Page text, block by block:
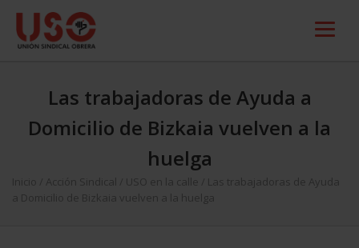
Las trabajadoras de Ayuda a
Domicilio de Bizkaia vuelven a la
huelga
Inicio Acción Sindical USO en la calle
Las trabajadoras de Ayuda
a Domicilio de Bizkaia vuelven a la huelga